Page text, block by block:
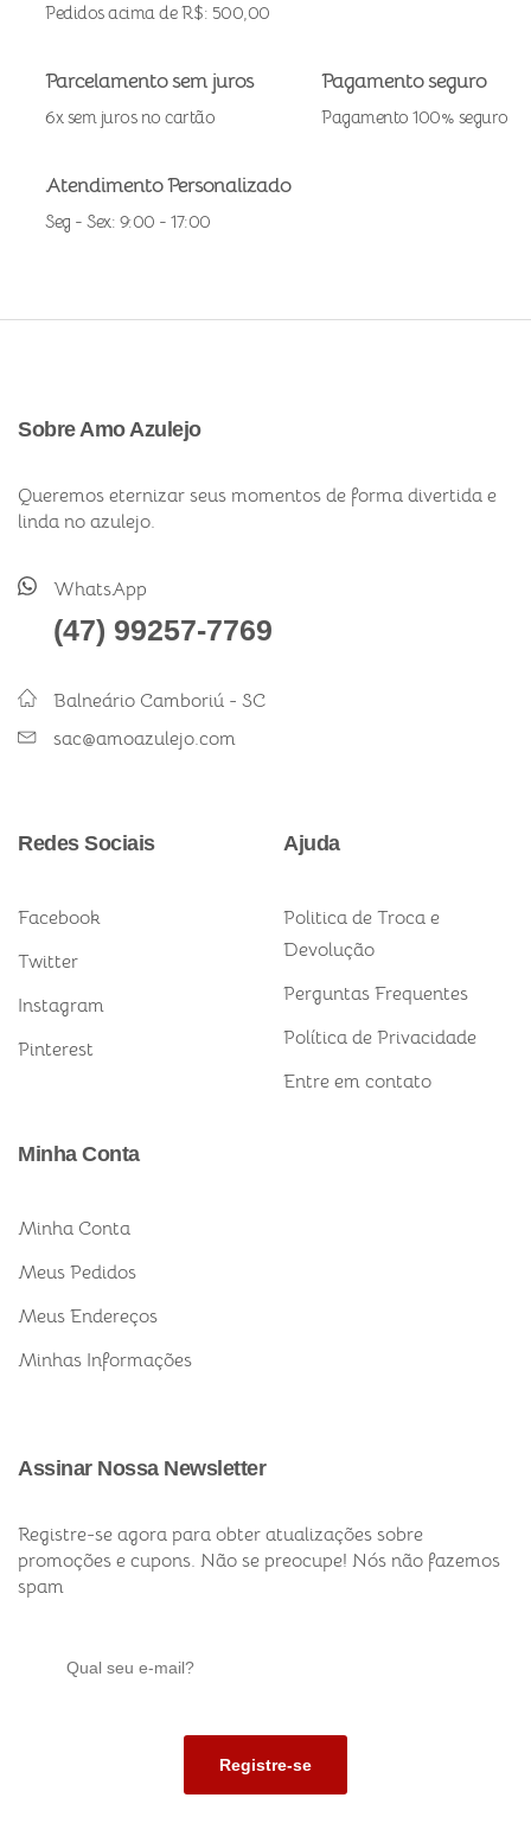
Pedidos acima de R$: 500,00
Parcelamento sem juros
6x sem juros no cartão
Pagamento seguro
Pagamento 100% seguro
Atendimento Personalizado
Seg - Sex: 9:00 - 17:00
Sobre Amo Azulejo
Queremos eternizar seus momentos de forma divertida e
linda no azulejo.
WhatsApp
(47) 99257-7769
Balneário Camboriú - SC
sac@amoazulejo.com
Redes Sociais
Facebook
Twitter
Instagram
Pinterest
Ajuda
Politica de Troca e
Devolução
Perguntas Frequentes
Política de Privacidade
Entre em contato
Minha Conta
Minha Conta
Meus Pedidos
Meus Endereços
Minhas Informações
Assinar Nossa Newsletter
Registre-se agora para obter atualizações sobre
promoções e cupons. Não se preocupe! Nós não fazemos
spam